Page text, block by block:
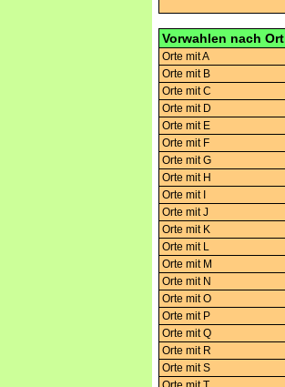
Vorwahlen nach Ort
Orte mit A
Orte mit B
Orte mit C
Orte mit D
Orte mit E
Orte mit F
Orte mit G
Orte mit H
Orte mit I
Orte mit J
Orte mit K
Orte mit L
Orte mit M
Orte mit N
Orte mit O
Orte mit P
Orte mit Q
Orte mit R
Orte mit S